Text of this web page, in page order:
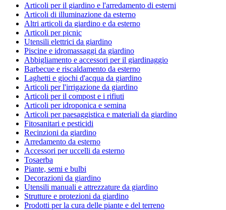
Articoli per il giardino e l'arredamento di esterni
Articoli di illuminazione da esterno
Altri articoli da giardino e da esterno
Articoli per picnic
Utensili elettrici da giardino
Piscine e idromassaggi da giardino
Abbigliamento e accessori per il giardinaggio
Barbecue e riscaldamento da esterno
Laghetti e giochi d'acqua da giardino
Articoli per l'irrigazione da giardino
Articoli per il compost e i rifiuti
Articoli per idroponica e semina
Articoli per paesaggistica e materiali da giardino
Fitosanitari e pesticidi
Recinzioni da giardino
Arredamento da esterno
Accessori per uccelli da esterno
Tosaerba
Piante, semi e bulbi
Decorazioni da giardino
Utensili manuali e attrezzature da giardino
Strutture e protezioni da giardino
Prodotti per la cura delle piante e del terreno